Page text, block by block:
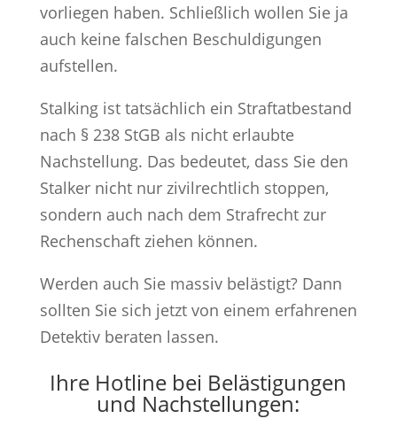
vorliegen haben. Schließlich wollen Sie ja
auch keine falschen Beschuldigungen
aufstellen.
Stalking ist tatsächlich ein Straftatbestand
nach § 238 StGB als nicht erlaubte
Nachstellung. Das bedeutet, dass Sie den
Stalker nicht nur zivilrechtlich stoppen,
sondern auch nach dem Strafrecht zur
Rechenschaft ziehen können.
Werden auch Sie massiv belästigt? Dann
sollten Sie sich jetzt von einem erfahrenen
Detektiv beraten lassen.
Ihre Hotline bei Belästigungen
und Nachstellungen: